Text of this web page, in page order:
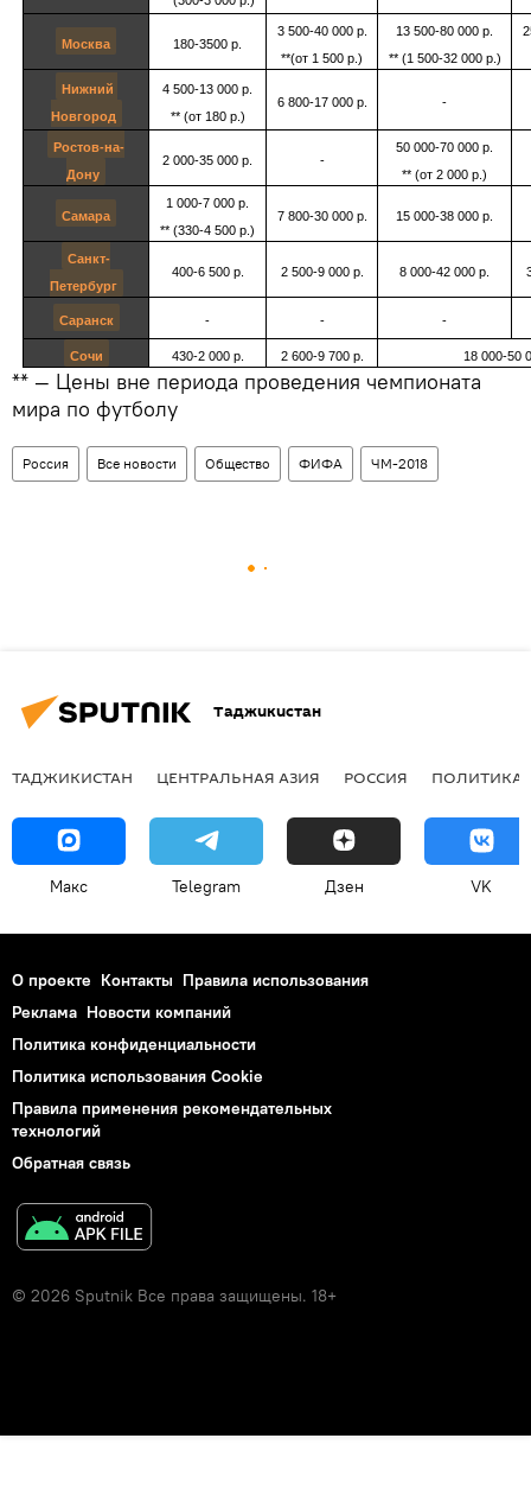
Москва 180-3500 р.
3 500-40 000 р.
**(от 1 500 р.)
13 500-80 000 р.
** (1 500-32 000 р.)
Нижний
Новгород
4 500-13 000 р.
** (от 180 р. )
6 800-17 000 р. -
Ростов-на-
Дону
2 000-35 000 р. -
50 000-70 000 р.
** (от 2 000 р.)
Самара
1 000-7 000 р.
** (330-4 500 р.)
7 800-30 000 р. 15 000-38 000 р.
Санкт-
Петербург
400-6 500 р. 2 500-9 000 р. 8 000-42 000 р.
Саранск - - -
Сочи 430-2 000 р. 2 600-9 700 р. 18 000-50
** — Цены вне периода проведения чемпионата
мира по футболу
Россия Все новости Общество ФИФА ЧМ-2018
Таджикистан
ТАДЖИКИСТАН ЦЕНТРАЛЬНАЯ АЗИЯ РОССИЯ ПОЛИТИКА
Макс Telegram Дзен VK
О проекте Контакты Правила использования
Реклама Новости компаний
Политика конфиденциальности
Политика использования Cookie
Правила применения рекомендательных
технологий
Обратная связь
© 2026 Sputnik Все права защищены. 18+